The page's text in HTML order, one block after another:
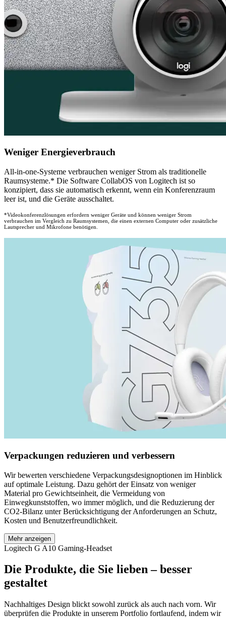
Weniger Energieverbrauch
All-in-one-Systeme verbrauchen weniger Strom als traditionelle
Raumsysteme.* Die Software CollabOS von Logitech ist so
konzipiert, dass sie automatisch erkennt, wenn ein Konferenzraum
leer ist, und die Geräte ausschaltet.
*Videokonferenzlösungen erfordern weniger Geräte und können weniger Strom
verbrauchen im Vergleich zu Raumsystemen, die einen externen Computer oder zusätzliche
Lautsprecher und Mikrofone benötigen.
Verpackungen reduzieren und verbessern
Wir bewerten verschiedene Verpackungsdesignoptionen im Hinblick
auf optimale Leistung. Dazu gehört der Einsatz von weniger
Material pro Gewichtseinheit, die Vermeidung von
Einwegkunststoffen, wo immer möglich, und die Reduzierung der
CO2-Bilanz unter Berücksichtigung der Anforderungen an Schutz,
Kosten und Benutzerfreundlichkeit.
Mehr anzeigen
Logitech G A10 Gaming-Headset
Die Produkte, die Sie lieben – besser
gestaltet
Nachhaltiges Design blickt sowohl zurück als auch nach vorn. Wir
überprüfen die Produkte in unserem Portfolio fortlaufend, indem wir